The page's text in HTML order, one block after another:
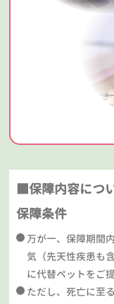
■保障内容につ
保障条件
万が一、保障期間
気（先天性疾患も
に代替ペットをご
ただし、死亡に至